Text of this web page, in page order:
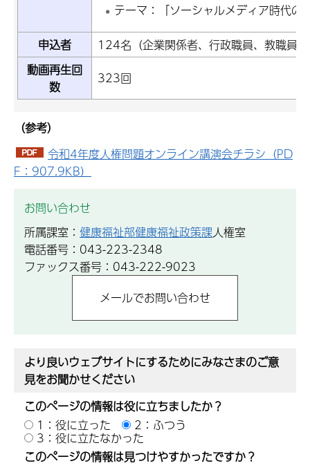
テーマ：「ソーシャルメディア時代の
申込者
124名（企業関係者、行政職員、教職員
動画再生回
数
323回
（参考）
令和4年度人権問題オンライン講演会チラシ（PD
F：907.9KB）
お問い合わせ
所属課室： 健康福祉部健康福祉政策課人権室
電話番号：043-223-2348
ファックス番号：043-222-9023
より良いウェブサイトにするためにみなさまのご意
見をお聞かせください
このページの情報は役に立ちましたか？
1：役に立った
2：ふつう
3：役に立たなかった
このページの情報は見つけやすかったですか？